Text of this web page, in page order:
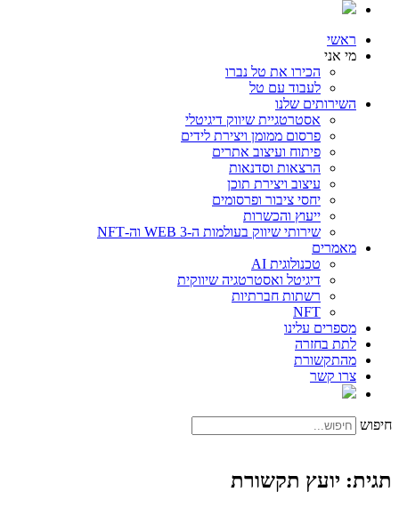
ראשי
מי אני
הכירו את טל נברו
לעבוד עם טל
השירותים שלנו
אסטרטגיית שיווק דיגיטלי
פרסום ממומן ויצירת לידים
פיתוח ועיצוב אתרים
הרצאות וסדנאות
עיצוב ויצירת תוכן
יחסי ציבור ופרסומים
ייעוץ והכשרות
שירותי שיווק בעולמות ה-WEB 3 וה-NFT
מאמרים
טכנולוגית AI
דיגיטל ואסטרטגיה שיווקית
רשתות חברתיות
NFT
מספרים עלינו
לתת בחזרה
מהתקשורת
צרו קשר
חיפוש
תגית: יועץ תקשורת